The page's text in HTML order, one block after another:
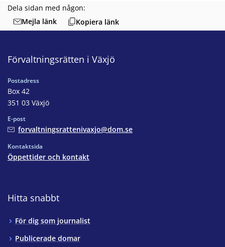
Dela sidan med någon:
Mejla länk
Kopiera länk
Förvaltningsrätten i Växjö
Postadress
Box 42
351 03 Växjö
E-post
forvaltningsrattenivaxjo@dom.se
Kontaktsida
Öppettider och kontakt
Hitta snabbt
För dig som journalist
Publicerade domar